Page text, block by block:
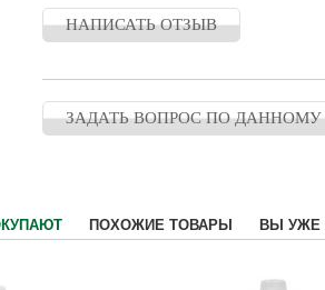
НАПИСАТЬ ОТЗЫВ
ЗАДАТЬ ВОПРОС ПО ДАННОМУ
ПОХОЖИЕ ТОВАРЫ ВЫ УЖЕ